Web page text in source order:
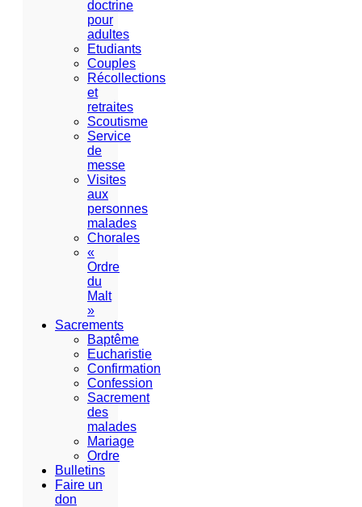
doctrine
pour
adultes
Etudiants
Couples
Récollections
et
retraites
Scoutisme
Service
de
messe
Visites
aux
personnes
malades
Chorales
«
Ordre
du
Malt
»
Sacrements
Baptême
Eucharistie
Confirmation
Confession
Sacrement
des
malades
Mariage
Ordre
Bulletins
Faire un
don